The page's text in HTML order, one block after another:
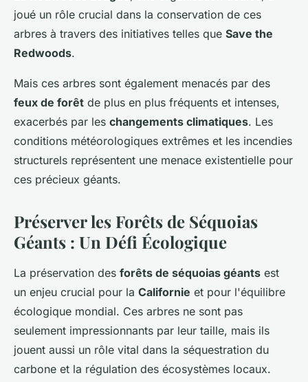
joué un rôle crucial dans la conservation de ces
arbres à travers des initiatives telles que Save the
Redwoods.
Mais ces arbres sont également menacés par des
feux de forêt de plus en plus fréquents et intenses,
exacerbés par les changements climatiques. Les
conditions météorologiques extrêmes et les incendies
structurels représentent une menace existentielle pour
ces précieux géants.
Préserver les Forêts de Séquoias
Géants : Un Défi Écologique
La préservation des forêts de séquoias géants est
un enjeu crucial pour la Californie et pour l'équilibre
écologique mondial. Ces arbres ne sont pas
seulement impressionnants par leur taille, mais ils
jouent aussi un rôle vital dans la séquestration du
carbone et la régulation des écosystèmes locaux.